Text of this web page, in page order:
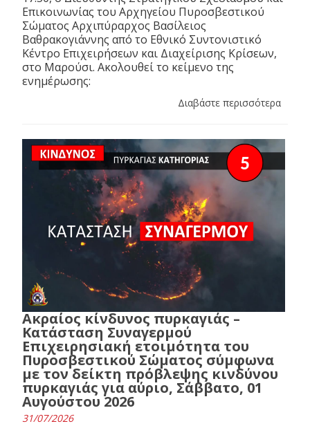
Επικοινωνίας του Αρχηγείου Πυροσβεστικού
Σώματος Αρχιπύραρχος Βασίλειος
Βαθρακογιάννης από το Εθνικό Συντονιστικό
Κέντρο Επιχειρήσεων και Διαχείρισης Κρίσεων,
στο Μαρούσι. Ακολουθεί το κείμενο της
ενημέρωσης:
Διαβάστε περισσότερα
Ακραίος κίνδυνος πυρκαγιάς –
Κατάσταση Συναγερμού
Επιχειρησιακή ετοιμότητα του
Πυροσβεστικού Σώματος σύμφωνα
με τον δείκτη πρόβλεψης κινδύνου
πυρκαγιάς για αύριο, Σάββατο, 01
Αυγούστου 2026
31/07/2026